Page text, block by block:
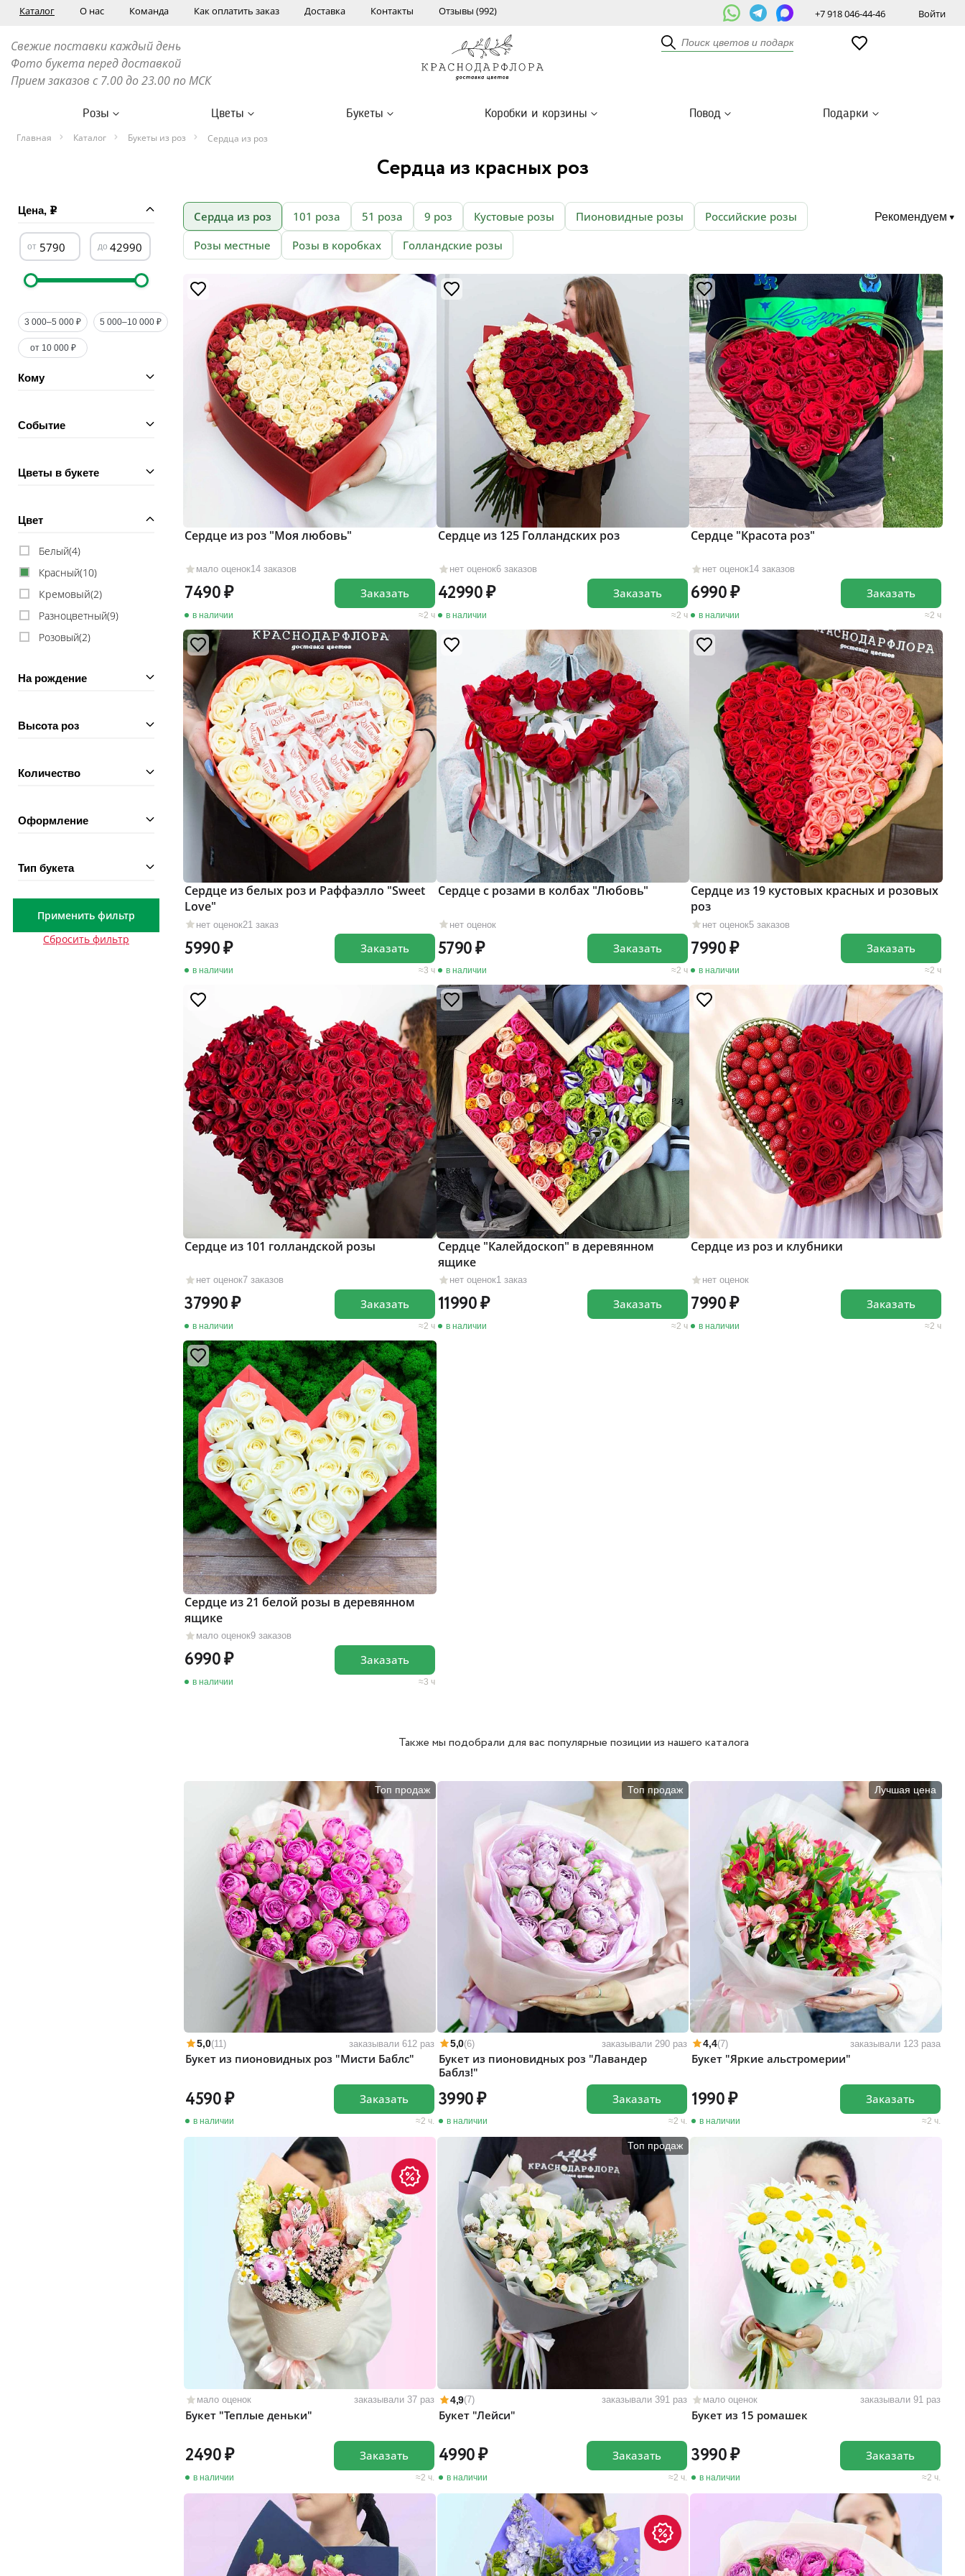
Каталог О нас Команда Как оплатить заказ Доставка Контакты Отзывы (992) +7 918 046-44-46 Войти
Свежие поставки каждый день
Фото букета перед доставкой
Прием заказов с 7.00 до 23.00 по МСК
Розы Цветы Букеты Коробки и корзины Повод Подарки
Главная Каталог Букеты из роз Сердца из роз
Сердца из красных роз
Цена,
3 000–5 000 ₽ 5 000–10 000 ₽
от 10 000 ₽
Кому
Событие
Цветы в букете
Цвет
Белый(4)
Красный(10)
Кремовый(2)
Разноцветный(9)
Розовый(2)
На рождение
Высота роз
Количество
Оформление
Тип букета
Применить фильтр
Сбросить фильтр
Сердца из роз 101 роза 51 роза 9 роз Кустовые розы Пионовидные розы
Российские розы
Розы местные
Розы в коробках Голландские розы
Рекомендуем
мало оценок14 заказов
Сердце из роз "Моя любовь"
7490
в наличии 2 ч
Заказать
нет оценок6 заказов
Сердце из 125 Голландских роз
42990
в наличии 2 ч
Заказать
нет оценок14 заказов
Сердце "Красота роз"
6990
в наличии 2 ч
Заказать
нет оценок21 заказ
Сердце из белых роз и Раффаэлло "Sweet
Love"
5990
в наличии 3 ч
Заказать
нет оценок
Сердце с розами в колбах "Любовь"
5790
в наличии 2 ч
Заказать
нет оценок5 заказов
Сердце из 19 кустовых красных и розовых
роз
7990
в наличии 2 ч
Заказать
нет оценок7 заказов
Сердце из 101 голландской розы
37990
в наличии 2 ч
Заказать
нет оценок1 заказ
Сердце "Калейдоскоп" в деревянном
ящике
11990
в наличии 2 ч
Заказать
нет оценок
Сердце из роз и клубники
7990
в наличии 2 ч
Заказать
мало оценок9 заказов
Сердце из 21 белой розы в деревянном
ящике
6990
в наличии 3 ч
Заказать
Также мы подобрали для вас популярные позиции из нашего каталога
Топ продаж
5,0(11) заказывали 612 раз
Букет из пионовидных роз "Мисти Баблс"
4590
в наличии 2 ч.
Заказать
Топ продаж
5,0(6) заказывали 290 раз
Букет из пионовидных роз "Лавандер
Баблз!"
3990
в наличии 2 ч.
Заказать
Лучшая цена
4,4(7) заказывали 123 раза
Букет "Яркие альстромерии"
1990
в наличии 2 ч.
Заказать
мало оценок заказывали 37 раз
Букет "Теплые деньки"
2490
в наличии 2 ч.
Заказать
Топ продаж
4,9(7) заказывали 391 раз
Букет "Лейси"
4990
в наличии 2 ч.
Заказать
мало оценок заказывали 91 раз
Букет из 15 ромашек
3990
в наличии 2 ч.
Заказать